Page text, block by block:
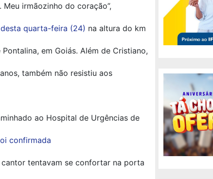
irmãozinho do coração”,
quarta-feira (24) na altura do km
em Goiás. Além de Cristiano,
também não resistiu aos
ao Hospital de Urgências de
confirmada
tentavam se confortar na porta